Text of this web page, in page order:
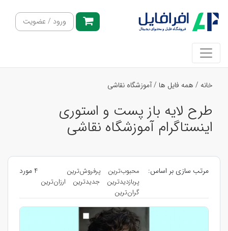
ورود / عضویت
خانه / همه فایل ها /آموزشگاه نقاشی
طرح لایه باز پست و استوری
اینستاگرام آموزشگاه نقاشی
مرتب سازی بر اساس: محبوب‌ترین
پرفروش‌ترین
پربازدیدترین
جدیدترین
ارزان‌ترین
گران‌ترین
4 مورد